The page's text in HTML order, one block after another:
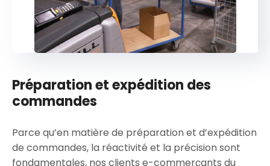
Préparation et expédition des
commandes
Parce qu’en matière de préparation et d’expédition
de commandes, la réactivité et la précision sont
fondamentales, nos clients e-commerçants du